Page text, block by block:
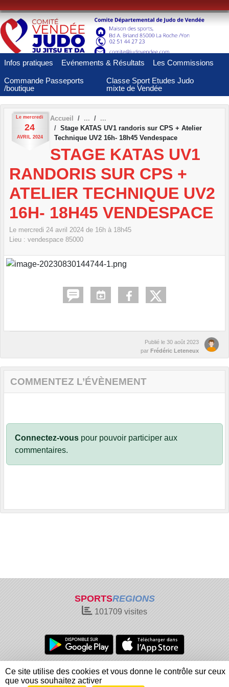
Infos pratiques Evénements & Résultats Les Commissions
Commande Passeports
/boutique
Classe Sport Etudes Judo
mixte de Vendée
Le mercredi
24
AVRIL 2024
Accueil
Stage KATAS UV1 randoris sur CPS + Atelier
Technique UV2 16h- 18h45 Vendespace
STAGE KATAS UV1
RANDORIS SUR CPS +
ATELIER TECHNIQUE UV2
16H- 18H45 VENDESPACE
Le mercredi 24 avril 2024 de 16h à 18h45
Lieu : vendespace 85000
Publié le 30 août 2023
par Frédéric Leteneux
COMMENTEZ L’ÉVÈNEMENT
Connectez-vous pour pouvoir participer aux
commentaires.
SPORTSREGIONS
101709 visites
Charte cookies
Gestion des cookies
Informations légales
Signaler un contenu inapproprié
Ce site utilise des cookies et vous donne le contrôle sur ceux
que vous souhaitez activer